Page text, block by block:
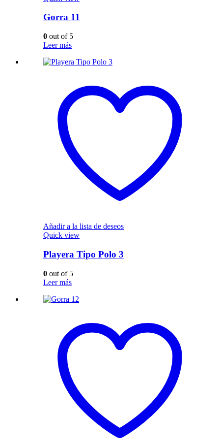
Gorra 11
0 out of 5
Leer más
Añadir a la lista de deseos
Quick view
Playera Tipo Polo 3
0 out of 5
Leer más